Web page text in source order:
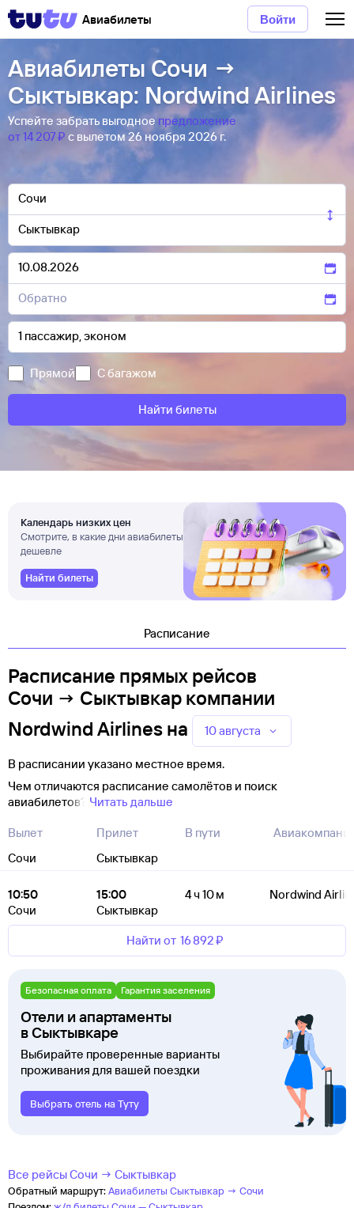
Авиабилеты Войти
Авиабилеты Сочи →
Сыктывкар: Nordwind Airlines
Успейте забрать выгодноепредложение
от 14 ⁠207 ⁠₽ с вылетом 26 ноября 2026 г.
Прямой С багажом
Найти билеты
Календарь низких цен
Смотрите, в какие дни авиабилеты
дешевле
Найти билеты
Расписание
Расписание прямых рейсов
Сочи → Сыктывкар компании
Nordwind Airlines на 10 августа
В расписании указано местное время.
Чем отличаются расписание самолётов и поиск
авиабилетов? Читать дальше
Вылет
Сочи
Прилет
Сыктывкар
В пути
10:50
Сочи
15:00
Сыктывкар
4 ч 10 м Nordwind
Найти от 16 ⁠892 ⁠₽
Безопасная оплата Гарантия заселения
Отели и апартаменты
в Сыктывкаре
Выбирайте проверенные варианты
проживания для вашей поездки
Выбрать отель на Туту
Все рейсы Сочи → Сыктывкар
Обратный маршрут:Авиабилеты Сыктывкар → Сочи